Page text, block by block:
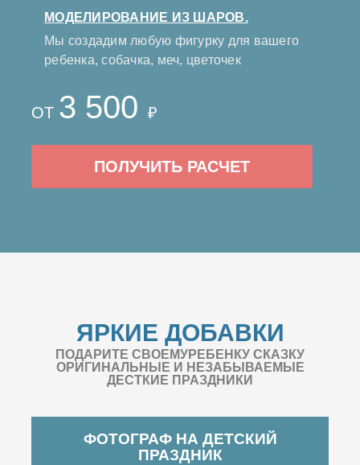
МОДЕЛИРОВАНИЕ ИЗ ШАРОВ.
Мы создадим любую фигурку для вашего
ребенка, собачка, меч, цветочек
ОТ 3 500 ₽
ПОЛУЧИТЬ РАСЧЕТ
ЯРКИЕ ДОБАВКИ
ПОДАРИТЕ СВОЕМУРЕБЕНКУ СКАЗКУ
ОРИГИНАЛЬНЫЕ И НЕЗАБЫВАЕМЫЕ
ДЕСТКИЕ ПРАЗДНИКИ
ФОТОГРАФ НА ДЕТСКИЙ
ПРАЗДНИК